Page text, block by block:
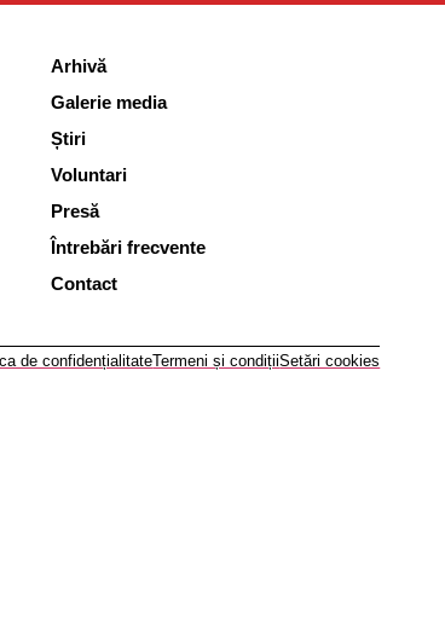
Arhivă
Galerie media
Știri
Voluntari
Presă
Întrebări frecvente
Contact
de confidențialitateTermeni și condițiiSetări cookies